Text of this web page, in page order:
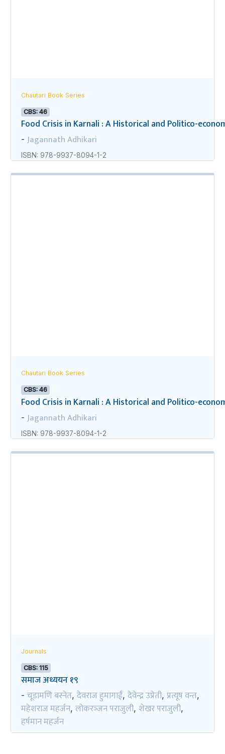
Chautari Book Series
CBS: 46
Food Crisis in Karnali : A Historical and Politico-
- Jagannath Adhikari
ISBN: 978-9937-8094-1-2
Chautari Book Series
CBS: 46
Food Crisis in Karnali : A Historical and Politico-
- Jagannath Adhikari
ISBN: 978-9937-8094-1-2
Journals
CBS: 115
समाज अध्ययन १९
- चूडामणि बस्नेत, देवराज हुमागाईं, देवेन्द्र उप्रेती, प्रत्यूष वन्त,
महेशराज महर्जन, लोकरञ्‍जन पराजुली, शेखर पराजुली,
हर्षमान महर्जन